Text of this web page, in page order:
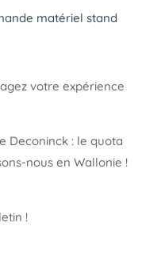
matériel stand
votre expérience
Deconinck : le quota
nous en Wallonie !
!